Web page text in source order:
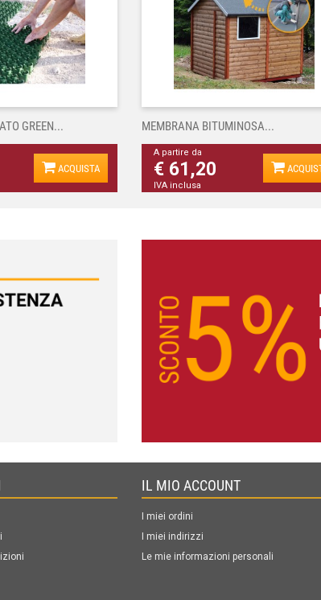
GREEN...
ACQUISTA
MEMBRANA BITUMINOSA...
A partire da
€ 61,20
IVA inclusa
IL MIO ACCOUNT
I miei ordini
I miei indirizzi
Le mie informazioni personali